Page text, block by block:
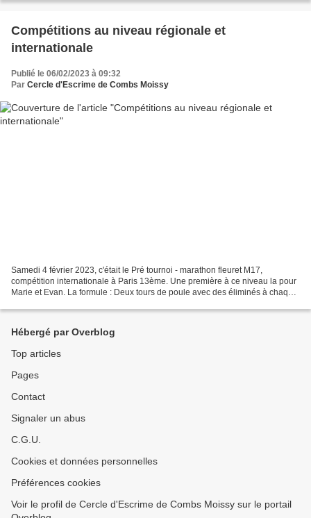
Compétitions au niveau régionale et
internationale
Publié le 06/02/2023 à 09:32
Par Cercle d'Escrime de Combs Moissy
Samedi 4 février 2023, c'était le Pré tournoi - marathon fleuret M17,
compétition internationale à Paris 13ème. Une première à ce niveau la pour
Marie et Evan. La formule : Deux tours de poule avec des éliminés à chaque
Hébergé par Overblog
Top articles
Pages
Contact
Signaler un abus
C.G.U.
Cookies et données personnelles
Préférences cookies
Voir le profil de Cercle d'Escrime de Combs Moissy sur le portail